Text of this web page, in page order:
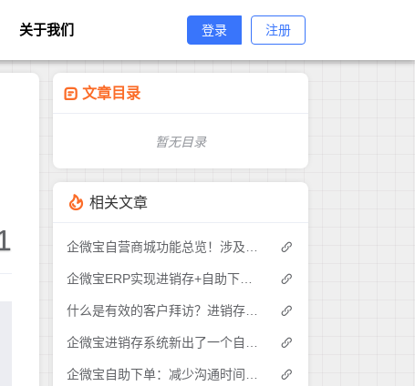
关于我们 登录 注册
文章目录
暂无目录
相关文章